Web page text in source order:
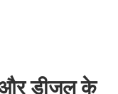
डीजल के